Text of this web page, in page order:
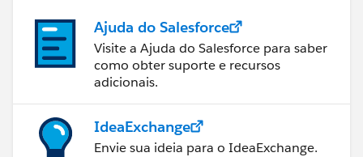
Ajuda do Salesforce
Visite a Ajuda do Salesforce para saber
como obter suporte e recursos
adicionais.
IdeaExchange
Envie sua ideia para o IdeaExchange.